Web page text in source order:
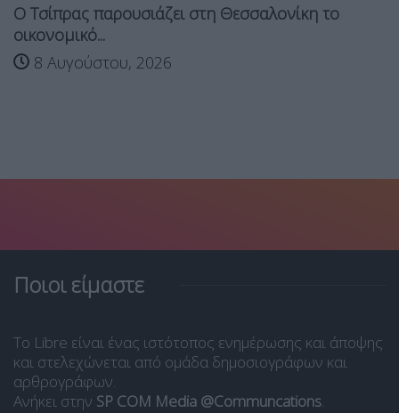
Ο Τσίπρας παρουσιάζει στη Θεσσαλονίκη το
οικονομικό...
8 Αυγούστου, 2026
Ποιοι είμαστε
Το Libre είναι ένας ιστότοπος ενημέρωσης και άποψης
και στελεχώνεται από ομάδα δημοσιογράφων και
αρθρογράφων.
Ανήκει στην SP COM Media @Communcations.